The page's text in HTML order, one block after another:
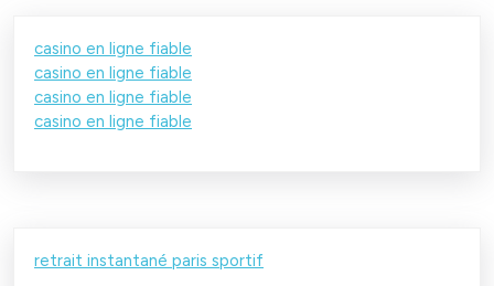
casino en ligne fiable
casino en ligne fiable
casino en ligne fiable
casino en ligne fiable
retrait instantané paris sportif